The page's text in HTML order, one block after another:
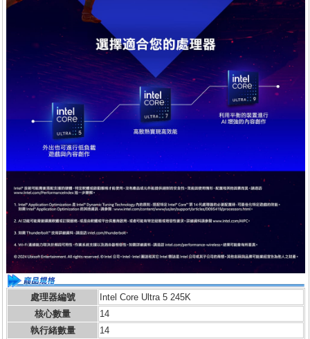
處理器編號
Intel Core Ultra 5 245K
核心數量
14
執行緒數量
14